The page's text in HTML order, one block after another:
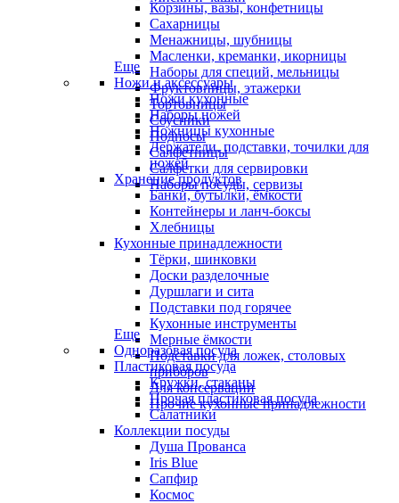
Корзины, вазы, конфетницы
Сахарницы
Менажницы, шубницы
Масленки, креманки, икорницы
Наборы для специй, мельницы
Фруктовницы, этажерки
Тортовницы
Соусники
Подносы
Салфетницы
Салфетки для сервировки
Наборы посуды, сервизы
Еще
Ножи и аксессуары
Ножи кухонные
Наборы ножей
Ножницы кухонные
Держатели, подставки, точилки для
ножей
Хранение продуктов
Банки, бутылки, ёмкости
Контейнеры и ланч-боксы
Хлебницы
Кухонные принадлежности
Тёрки, шинковки
Доски разделочные
Дуршлаги и сита
Подставки под горячее
Кухонные инструменты
Мерные ёмкости
Подставки для ложек, столовых
приборов
Для консервации
Прочие кухонные принадлежности
Еще
Одноразовая посуда
Пластиковая посуда
Кружки, стаканы
Прочая пластиковая посуда
Салатники
Коллекции посуды
Душа Прованса
Iris Blue
Сапфир
Космос